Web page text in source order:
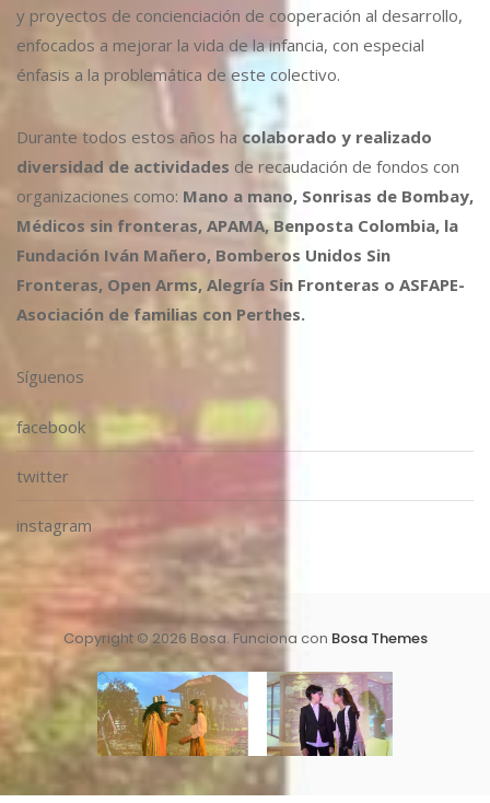
y proyectos de concienciación de cooperación al desarrollo,
enfocados a mejorar la vida de la infancia, con especial
énfasis a la problemática de este colectivo.
Durante todos estos años ha colaborado y realizado
diversidad de actividades de recaudación de fondos con
organizaciones como: Mano a mano, Sonrisas de Bombay,
Médicos sin fronteras, APAMA, Benposta Colombia, la
Fundación Iván Mañero, Bomberos Unidos Sin
Fronteras, Open Arms, Alegría Sin Fronteras o ASFAPE-
Asociación de familias con Perthes.
Síguenos
facebook
twitter
instagram
Copyright © 2026 Bosa. Funciona con Bosa Themes